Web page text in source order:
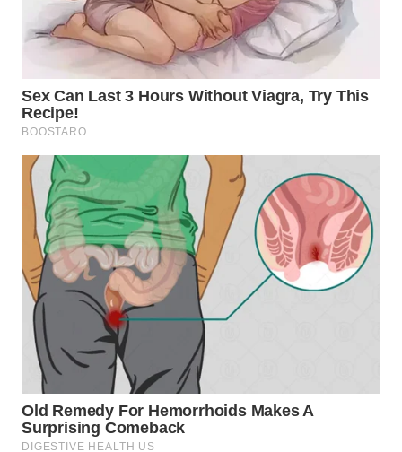
WN
LABUHANBATU
WN
TAPANULI
TENGAH
WN DELI
SERDANG
WN
TEBING
TINGGI
PAKPAK
WN
KARAWANG